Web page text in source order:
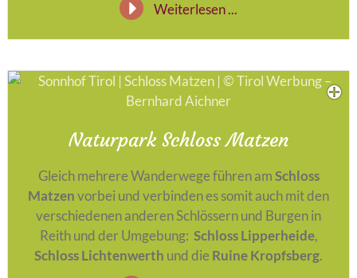
Weiterlesen ...
Naturpark Schloss Matzen
Gleich mehrere Wanderwege führen amSchloss
Matzenvorbei und verbinden es somit auch mit den
verschiedenen anderen Schlössern und Burgen in
Reith und der Umgebung: Schloss Lipperheide,
Schloss Lichtenwerth und die Ruine Kropfsberg.